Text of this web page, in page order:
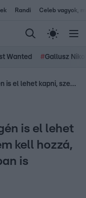
Randi Celeb vagyok,
Wanted #Gallusz
Akár egy wellnesshétvégén is el lehet kapni, szexuális aktus sem kell hozzá, és monogám kapcsolatban is terjedhet
is el lehet
kell hozzá,
is